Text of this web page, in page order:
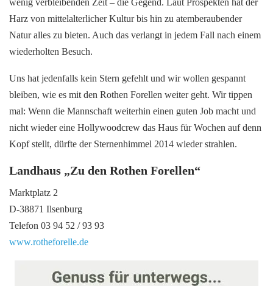
Harz von mittelalterlicher Kultur bis hin zu atemberaubender
Natur alles zu bieten. Auch das verlangt in jedem Fall nach einem
wiederholten Besuch.
Uns hat jedenfalls kein Stern gefehlt und wir wollen gespannt
bleiben, wie es mit den Rothen Forellen weiter geht. Wir tippen
mal: Wenn die Mannschaft weiterhin einen guten Job macht und
nicht wieder eine Hollywoodcrew das Haus für Wochen auf denn
Kopf stellt, dürfte der Sternenhimmel 2014 wieder strahlen.
Landhaus „Zu den Rothen Forellen“
Marktplatz 2
D-38871 Ilsenburg
Telefon 03 94 52 / 93 93
www.rotheforelle.de